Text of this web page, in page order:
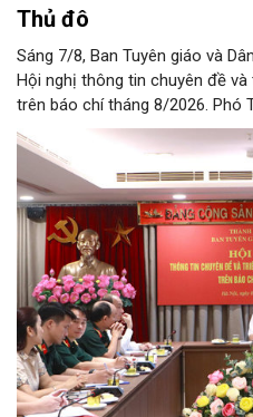
Thủ đô
Sáng 7/8, Ban Tuyên giáo và
Hội nghị thông tin chuyên đề
trên báo chí tháng 8/2026. Phó
vận Thành ủy Đào Xuân Dũng